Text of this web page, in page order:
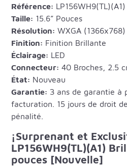
Référence: LP156WH9(TL)(A1)
Taille: 15.6” Pouces
Résolution: WXGA (1366x768)
Finition: Finition Brillante
Éclairage: LED
Connecteur: 40 Broches, 2.5
État: Nouveau
Garantie: 3 ans de garantie à
facturation. 15 jours de droit
pénalité.
¡Surprenant et
LP156WH9(TL)(A1)
pouces [Nouvelle]